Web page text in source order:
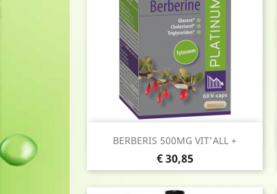
BERBERIS 500MG VIT'ALL +
Prijs
€ 30,85
Snel bekijken